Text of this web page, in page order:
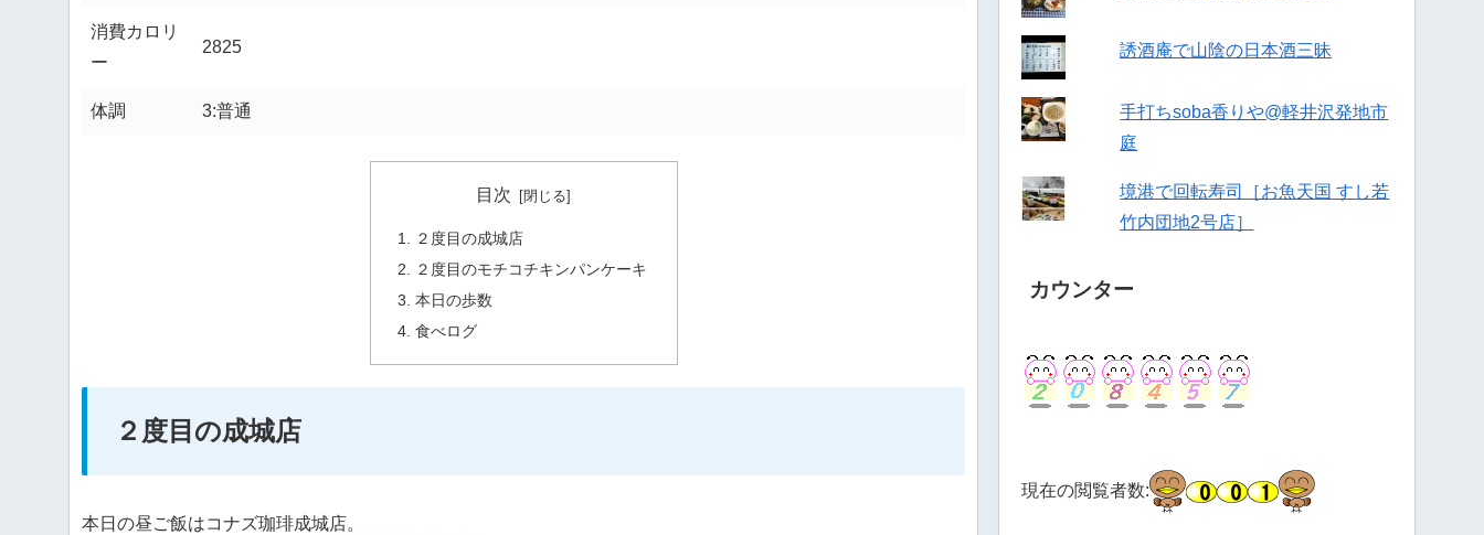
消費カロリ
ー
2825
体調 3:普通
目次
２度目の成城店
２度目のモチコチキンパンケーキ
本日の歩数
食べログ
２度目の成城店
本日の昼ご飯はコナズ珈琲成城店。
誘酒庵で山陰の日本酒三昧
手打ちsoba香りや@軽井沢発地市
庭
境港で回転寿司［お魚天国 すし若
竹内団地2号店］
カウンター
現在の閲覧者数: